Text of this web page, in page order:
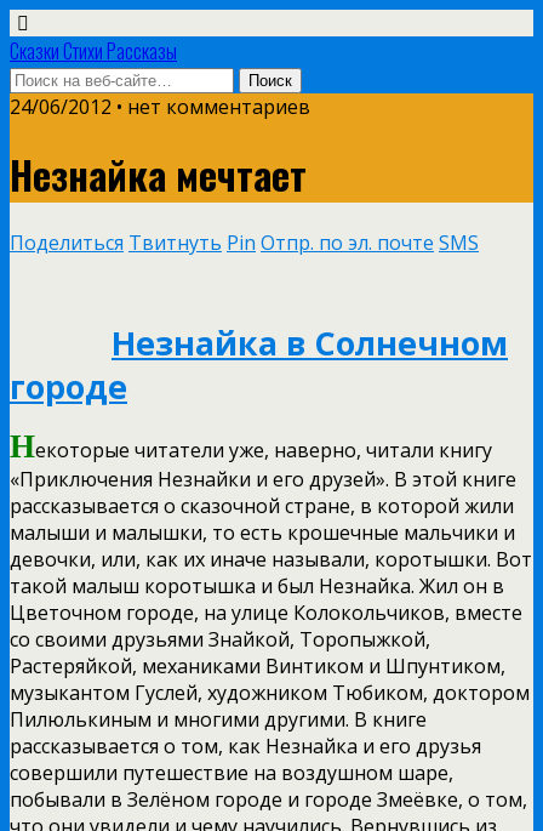
Сказки Стихи Рассказы
24/06/2012 • нет комментариев
Незнайка мечтает
Поделиться Твитнуть Pin Отпр. по эл. почте SMS
Незнайка в Солнечном
городе
Некоторые читатели уже, наверно, читали книгу
«Приключения Незнайки и его друзей». В этой книге
рассказывается о сказочной стране, в которой жили
малыши и малышки, то есть крошечные мальчики и
девочки, или, как их иначе называли, коротышки. Вот
такой малыш коротышка и был Незнайка. Жил он в
Цветочном городе, на улице Колокольчиков, вместе
со своими друзьями Знайкой, Торопыжкой,
Растеряйкой, механиками Винтиком и Шпунтиком,
музыкантом Гуслей, художником Тюбиком, доктором
Пилюлькиным и многими другими. В книге
рассказывается о том, как Незнайка и его друзья
совершили путешествие на воздушном шаре,
побывали в Зелёном городе и городе Змеёвке, о том,